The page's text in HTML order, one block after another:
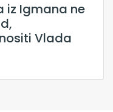
iz Igmana ne
Vlada